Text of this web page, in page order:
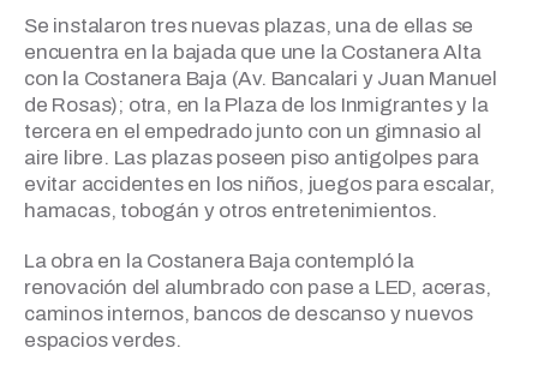
Se instalaron tres nuevas plazas, una de ellas se
encuentra en la bajada que une la Costanera Alta
con la Costanera Baja (Av. Bancalari y Juan Manuel
de Rosas); otra, en la Plaza de los Inmigrantes y la
tercera en el empedrado junto con un gimnasio al
aire libre. Las plazas poseen piso antigolpes para
evitar accidentes en los niños, juegos para escalar,
hamacas, tobogán y otros entretenimientos.
La obra en la Costanera Baja contempló la
renovación del alumbrado con pase a LED, aceras,
caminos internos, bancos de descanso y nuevos
espacios verdes.